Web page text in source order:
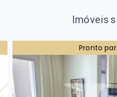
Imóveis
Pronto